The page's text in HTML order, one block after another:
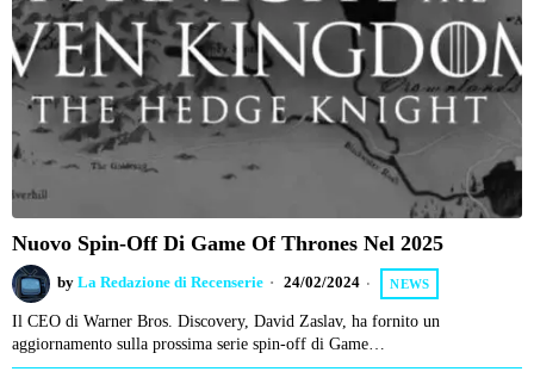
Nuovo Spin-Off Di Game Of Thrones Nel 2025
by La Redazione di Recenserie 24/02/2024 NEWS
Il CEO di Warner Bros. Discovery, David Zaslav, ha fornito un
aggiornamento sulla prossima serie spin-off di Game…